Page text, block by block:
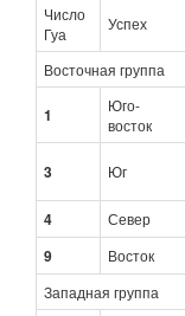
Число
Гуа
Успех
Восточная группа
1
Юго-
восток
3 Юг
4 Север
9 Восток
Западная группа